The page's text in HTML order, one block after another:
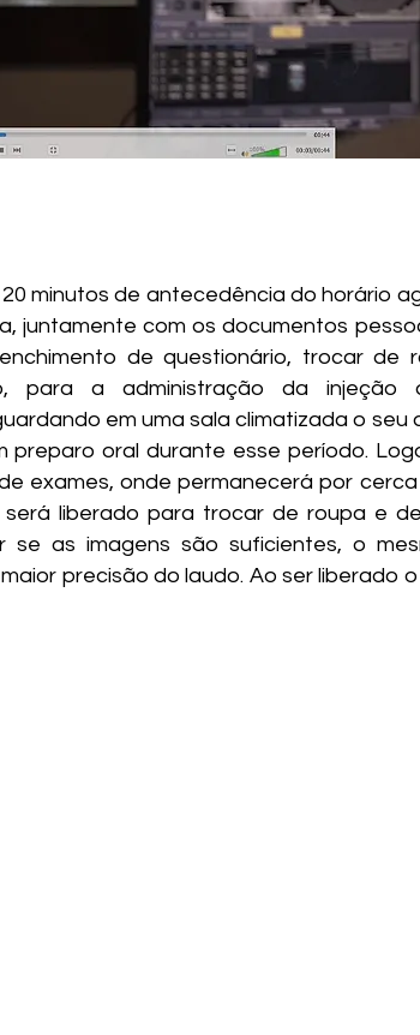
minutos de antecedência do horário
juntamente com os documentos
de questionário, trocar de
para a administração da
em uma sala climatizada o seu
preparo oral durante esse período.
exames, onde permanecerá por cerca
liberado para trocar de roupa e
se as imagens são suficientes, o
precisão do laudo. Ao ser liberado